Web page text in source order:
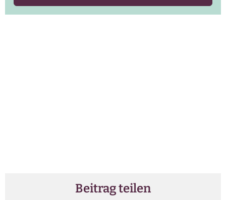
Beitrag teilen